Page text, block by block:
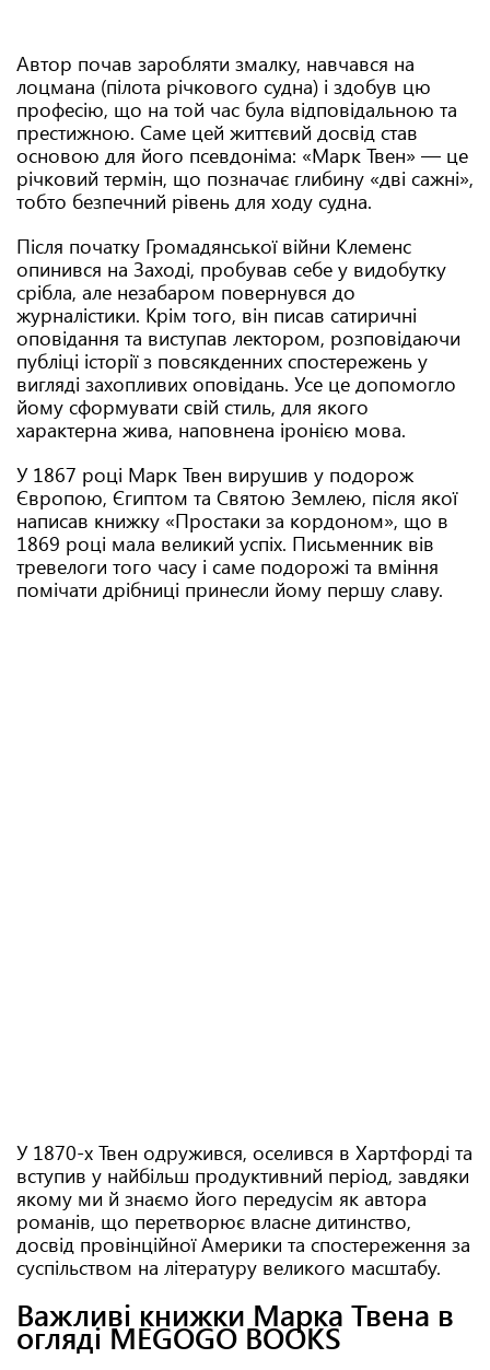
Автор почав заробляти змалку, навчався на
лоцмана (пілота річкового судна) і здобув цю
професію, що на той час була відповідальною та
престижною. Саме цей життєвий досвід став
основою для його псевдоніма: «Марк Твен» — це
річковий термін, що позначає глибину «дві сажні»,
тобто безпечний рівень для ходу судна.
Після початку Громадянської війни Клеменс
опинився на Заході, пробував себе у видобутку
срібла, але незабаром повернувся до
журналістики. Крім того, він писав сатиричні
оповідання та виступав лектором, розповідаючи
публіці історії з повсякденних спостережень у
вигляді захопливих оповідань. Усе це допомогло
йому сформувати свій стиль, для якого
характерна жива, наповнена іронією мова.
У 1867 році Марк Твен вирушив у подорож
Європою, Єгиптом та Святою Землею, після якої
написав книжку «Простаки за кордоном», що в
1869 році мала великий успіх. Письменник вів
тревелоги того часу і саме подорожі та вміння
помічати дрібниці принесли йому першу славу.
У 1870-х Твен одружився, оселився в Хартфорді та
вступив у найбільш продуктивний період, завдяки
якому ми й знаємо його передусім як автора
романів, що перетворює власне дитинство,
досвід провінційної Америки та спостереження за
суспільством на літературу великого масштабу.
Важливі книжки Марка Твена в
огляді MEGOGO BOOKS